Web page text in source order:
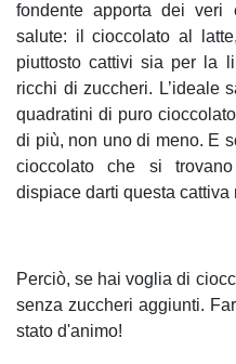
fondente apporta dei veri
salute: il cioccolato al
piuttosto cattivi sia per la
ricchi di zuccheri. L’ideale
quadratini di puro
di più, non uno di meno. E
cioccolato che si
dispiace darti questa cattiva
Perciò, se hai voglia di
senza zuccheri aggiunti.
stato d'animo!